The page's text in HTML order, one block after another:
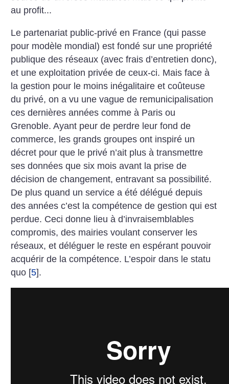
au profit...
Le partenariat public-privé en France (qui passe
pour modèle mondial) est fondé sur une propriété
publique des réseaux (avec frais d’entretien donc),
et une exploitation privée de ceux-ci. Mais face à
la gestion pour le moins inégalitaire et coûteuse
du privé, on a vu une vague de remunicipalisation
ces dernières années comme à Paris ou
Grenoble. Ayant peur de perdre leur fond de
commerce, les grands groupes ont inspiré un
décret pour que le privé n’ait plus à transmettre
ses données que six mois avant la prise de
décision de changement, entravant sa possibilité.
De plus quand un service a été délégué depuis
des années c’est la compétence de gestion qui est
perdue. Ceci donne lieu à d’invraisemblables
compromis, des mairies voulant conserver les
réseaux, et déléguer le reste en espérant pouvoir
acquérir de la compétence. L’espoir dans le statu
quo [5].